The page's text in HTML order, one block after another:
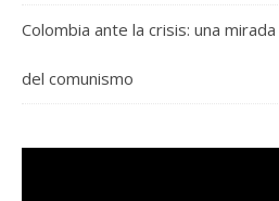
Colombia ante la crisis: una
del comunismo